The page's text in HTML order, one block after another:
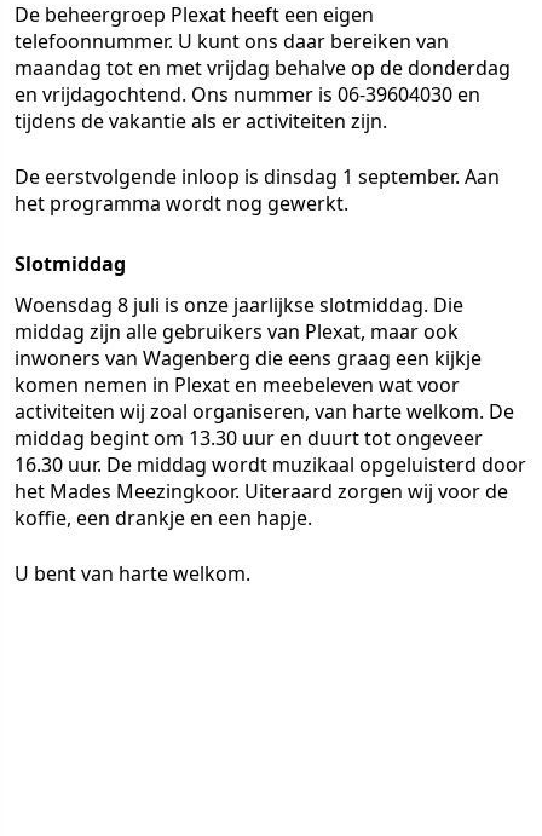
De beheergroep Plexat heeft een eigen
telefoonnummer. U kunt ons daar bereiken van
maandag tot en met vrijdag behalve op de donderdag
en vrijdagochtend. Ons nummer is 06-39604030 en
tijdens de vakantie als er activiteiten zijn.
De eerstvolgende inloop is dinsdag 1 september. Aan
het programma wordt nog gewerkt.
Slotmiddag
Woensdag 8 juli is onze jaarlijkse slotmiddag. Die
middag zijn alle gebruikers van Plexat, maar ook
inwoners van Wagenberg die eens graag een kijkje
komen nemen in Plexat en meebeleven wat voor
activiteiten wij zoal organiseren, van harte welkom. De
middag begint om 13.30 uur en duurt tot ongeveer
16.30 uur. De middag wordt muzikaal opgeluisterd door
het Mades Meezingkoor. Uiteraard zorgen wij voor de
koffie, een drankje en een hapje.
U bent van harte welkom.